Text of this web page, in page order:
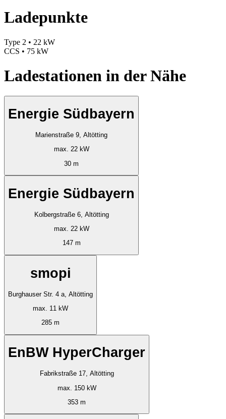
Ladepunkte
Type 2 • 22 kW
CCS • 75 kW
Ladestationen in der Nähe
Energie Südbayern
Marienstraße 9, Altötting
max. 22 kW
30 m
Energie Südbayern
Kolbergstraße 6, Altötting
max. 22 kW
147 m
smopi
Burghauser Str. 4 a, Altötting
max. 11 kW
285 m
EnBW HyperCharger
Fabrikstraße 17, Altötting
max. 150 kW
353 m